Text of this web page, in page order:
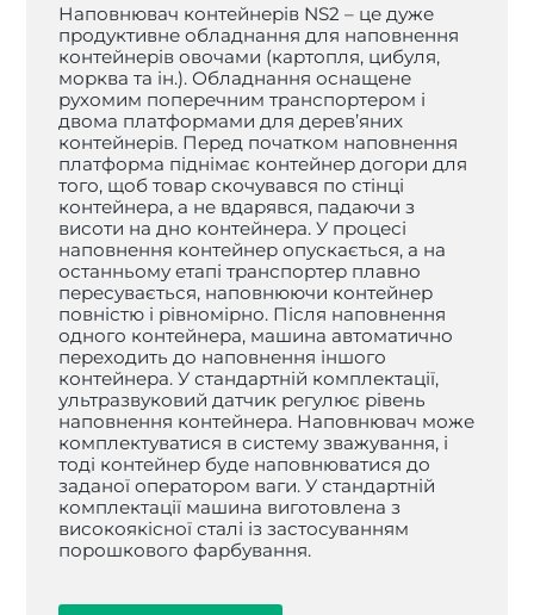
Наповнювач контейнерів NS2 – це дуже
продуктивне обладнання для наповнення
контейнерів овочами (картопля, цибуля,
морква та ін.). Обладнання оснащене
рухомим поперечним транспортером і
двома платформами для дерев’яних
контейнерів. Перед початком наповнення
платформа піднімає контейнер догори для
того, щоб товар скочувався по стінці
контейнера, а не вдарявся, падаючи з
висоти на дно контейнера. У процесі
наповнення контейнер опускається, а на
останньому етапі транспортер плавно
пересувається, наповнюючи контейнер
повністю і рівномірно. Після наповнення
одного контейнера, машина автоматично
переходить до наповнення іншого
контейнера. У стандартній комплектації,
ультразвуковий датчик регулює рівень
наповнення контейнера. Наповнювач може
комплектуватися в систему зважування, і
тоді контейнер буде наповнюватися до
заданої оператором ваги. У стандартній
комплектації машина виготовлена з
високоякісної сталі із застосуванням
порошкового фарбування.